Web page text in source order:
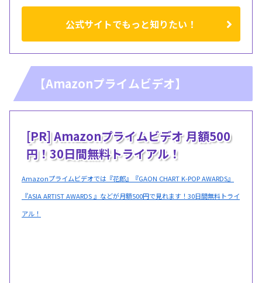
公式サイトでもっと知りたい！
【Amazonプライムビデオ】
[PR] Amazonプライムビデオ 月額500
円！30日間無料トライアル！
Amazonプライムビデオでは『花郎』『GAON CHART K-POP AWARDS』
『ASIA ARTIST AWARDS 』などが月額500円で見れます！30日間無料トライ
アル！